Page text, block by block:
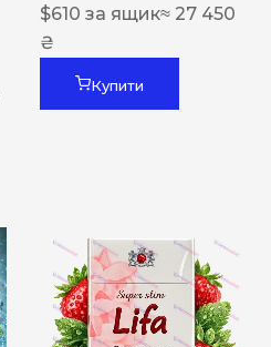
$610 за ящик≈ 27 450
₴
Купити